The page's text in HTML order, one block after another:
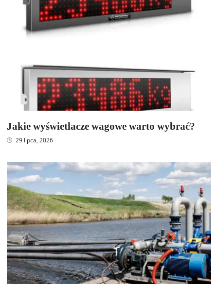
Jakie wyświetlacze wagowe warto wybrać?
29 lipca, 2026